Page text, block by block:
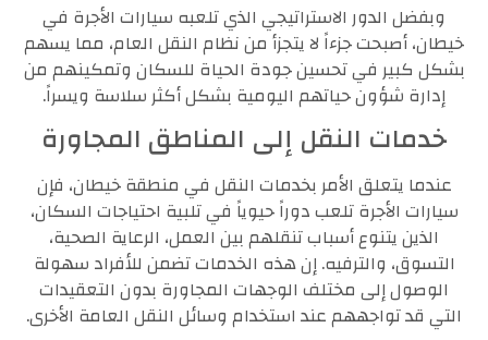
وبفضل الدور الاستراتيجي الذي تلعبه سيارات الأجرة في
خيطان، أصبحت جزءاً لا يتجزأ من نظام النقل العام، مما يسهم
بشكل كبير في تحسين جودة الحياة للسكان وتمكينهم من
إدارة شؤون حياتهم اليومية بشكل أكثر سلاسة ويسراً.
خدمات النقل إلى المناطق المجاورة
عندما يتعلق الأمر بخدمات النقل في منطقة خيطان، فإن
سيارات الأجرة تلعب دوراً حيوياً في تلبية احتياجات السكان،
الذين يتنوع أسباب تنقلهم بين العمل، الرعاية الصحية،
التسوق، والترفيه. إن هذه الخدمات تضمن للأفراد سهولة
الوصول إلى مختلف الوجهات المجاورة بدون التعقيدات
التي قد تواجههم عند استخدام وسائل النقل العامة الأخرى.